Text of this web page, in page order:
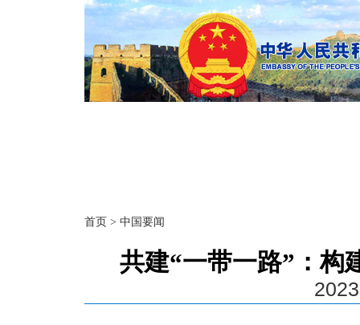
首页 > 中国要闻
共建“一带一路”：构